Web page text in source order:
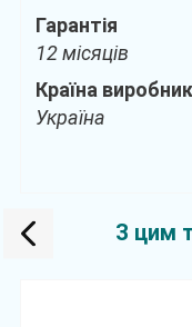
Гарантія
12 місяців
Країна виробник
Україна
З цим